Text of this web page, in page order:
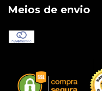
Meios de envio